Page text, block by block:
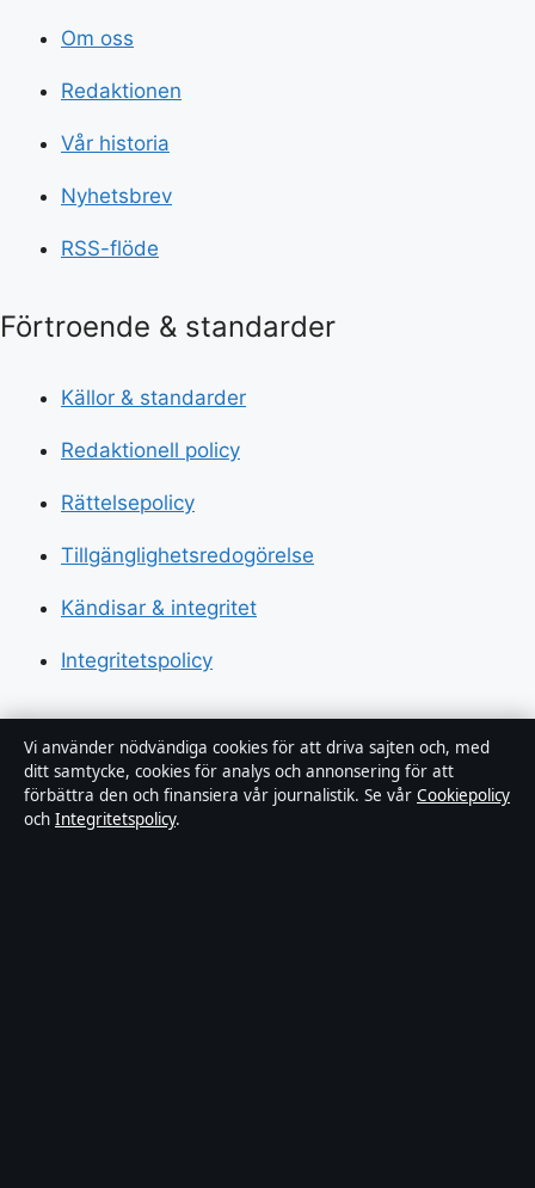
Om oss
Redaktionen
Vår historia
Nyhetsbrev
RSS-flöde
Förtroende & standarder
Källor & standarder
Redaktionell policy
Rättelsepolicy
Tillgänglighetsredogörelse
Kändisar & integritet
Integritetspolicy
Om Sverigerapport i korthet
Sverigerapport är en oberoende svensk digital
nyhetssajt med fokus på film, tv, kultur och
Vi använder nödvändiga cookies för att driva sajten och, med
ditt samtycke, cookies för analys och annonsering för att
förbättra den och finansiera vår journalistik. Se vår Cookiepolicy
och Integritetspolicy.